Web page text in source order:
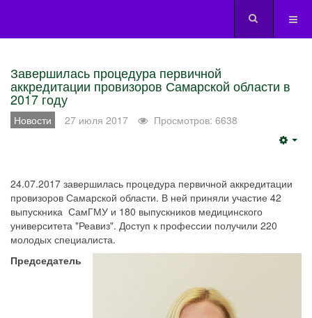
Завершилась процедура первичной
аккредитации провизоров Самарской области в
2017 году
Новости 27 июля 2017 Просмотров: 6638
24.07.2017 завершилась процедура первичной аккредитации
провизоров Самарской области. В ней приняли участие 42
выпускника СамГМУ и 180 выпускников медицинского
университета "Реавиз". Доступ к профессии получили 220
молодых специалиста.
Председатель